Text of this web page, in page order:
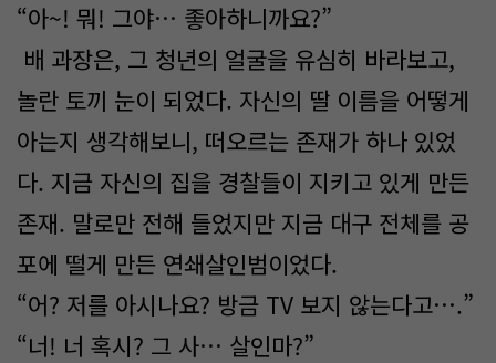
“아~! 뭐! 그야… 좋아하니까요?”
배 과장은, 그 청년의 얼굴을 유심히 바라보고,
놀란 토끼 눈이 되었다. 자신의 딸 이름을 어떻게
아는지 생각해보니, 떠오르는 존재가 하나 있었
다. 지금 자신의 집을 경찰들이 지키고 있게 만든
존재. 말로만 전해 들었지만 지금 대구 전체를 공
포에 떨게 만든 연쇄살인범이었다.
“어? 저를 아시나요? 방금 TV 보지 않는다고….”
“너! 너 혹시? 그 사… 살인마?”